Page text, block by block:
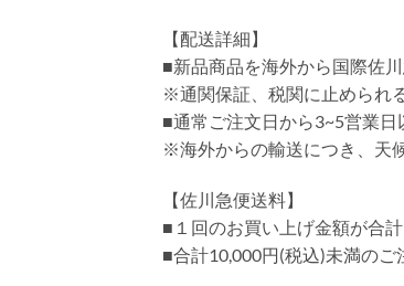
【配送詳細】
■新品商品を海外から国際佐
※通関保証、税関に止められ
■通常ご注文日から3~5営業日
※海外からの輸送につき、天
【佐川急便送料】
■１回のお買い上げ金額が合
■合計10,000円(税込)未満のご